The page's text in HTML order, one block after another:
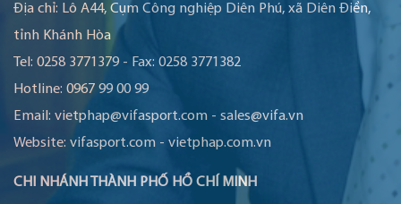
Địa chỉ: Lô A44, Cụm Công nghiệp Diên Phú, xã Diên Điền,
tỉnh Khánh Hòa
Tel: 0258 3771379 - Fax: 0258 3771382
Hotline: 0967 99 00 99
Email: vietphap@vifasport.com - sales@vifa.vn
Website: vifasport.com - vietphap.com.vn
CHI NHÁNH THÀNH PHỐ HỒ CHÍ MINH